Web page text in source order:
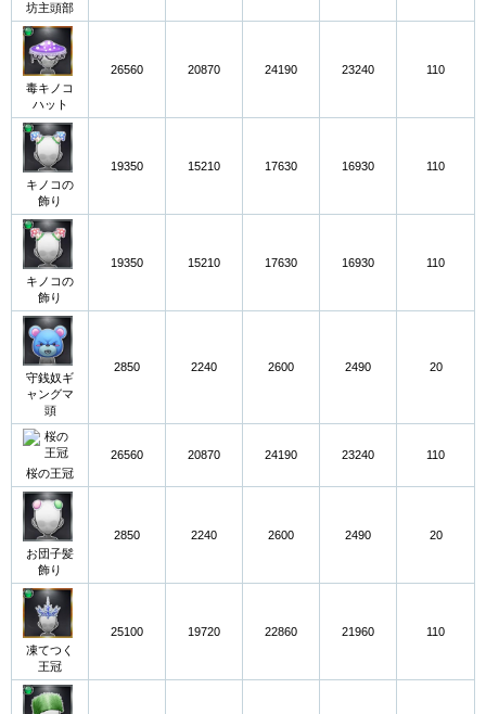
坊主頭部
毒キノコ
ハット
26560 20870 24190 23240 110
キノコの
飾り
19350 15210 17630 16930 110
キノコの
飾り
19350 15210 17630 16930 110
守銭奴ギ
ャングマ
頭
2850 2240 2600 2490 20
桜の王冠
26560 20870 24190 23240 110
お団子髪
飾り
2850 2240 2600 2490 20
凍てつく
王冠
25100 19720 22860 21960 110